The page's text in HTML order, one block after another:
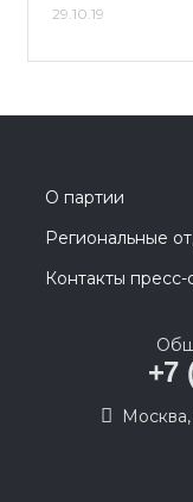
29.10.19
О партии
Региональные
Контакты
+7